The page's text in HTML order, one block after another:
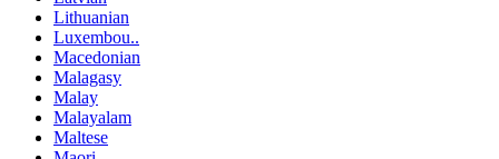
Lithuanian
Luxembou..
Macedonian
Malagasy
Malay
Malayalam
Maltese